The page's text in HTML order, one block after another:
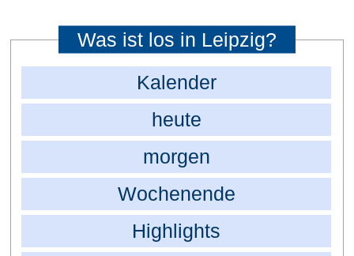
Was ist los in Leipzig?
Kalender
heute
morgen
Wochenende
Highlights